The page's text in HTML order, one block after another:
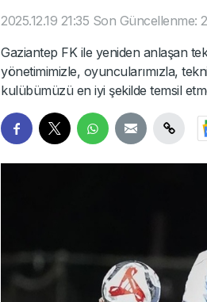
2025.12.19 21:35 Son Güncellenme:
Gaziantep FK ile yeniden anlaşan
yönetimimizle, oyuncularımızla,
kulübümüzü en iyi şekilde temsil